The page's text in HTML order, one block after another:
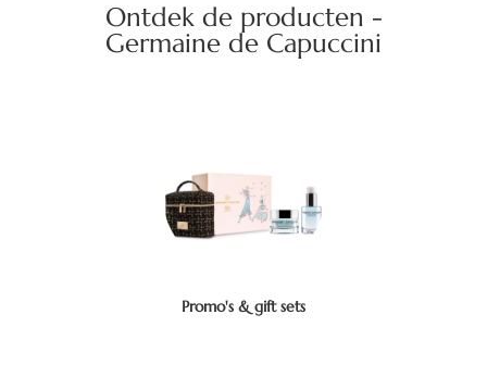
Ontdek de producten -
Germaine de Capuccini
Promo's & gift sets